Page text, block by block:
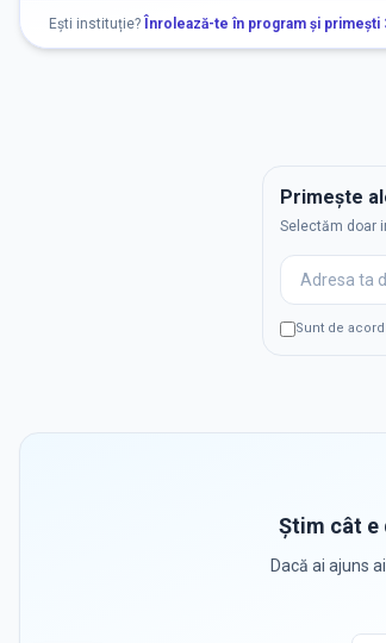
Ești instituție? Înrolează-te în program și primești
Primește
Selectăm doar
Sunt de
Știm cât e
Dacă ai ajuns